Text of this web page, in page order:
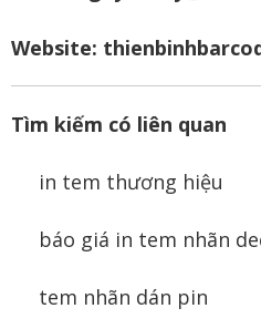
Website:
Tìm kiếm có liên quan
in tem thương hiệu
báo giá in tem nhãn
tem nhãn dán pin